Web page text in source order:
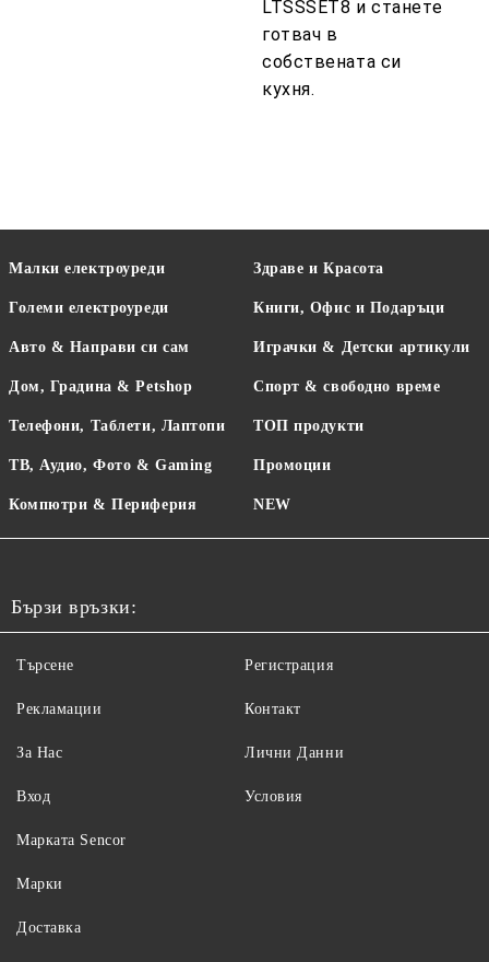
LTSSSET8 и станете
готвач в
собствената си
кухня.
Малки електроуреди
Големи електроуреди
Авто & Направи си сам
Дом, Градина & Petshop
Телефони, Таблети, Лаптопи
ТВ, Аудио, Фото & Gaming
Компютри & Периферия
Здраве и Красота
Книги, Офис и Подаръци
Играчки & Детски артикули
Спорт & свободно време
ТОП продукти
Промоции
NEW
Бързи връзки:
Търсене
Рекламации
За Нас
Вход
Регистрация
Контакт
Лични Данни
Условия
Maрката Sencor
Марки
Доставка